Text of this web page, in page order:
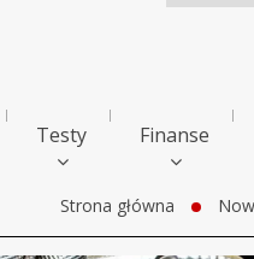
Testy Finanse
Strona główna